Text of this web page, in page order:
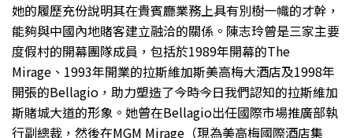
她的履歷充份說明其在貴賓廳業務上具有別樹一幟的才幹，
能夠與中國內地賭客建立融洽的關係。陳志玲曾是三家主要
度假村的開幕團隊成員，包括於1989年開幕的The
Mirage、1993年開業的拉斯維加斯美高梅大酒店及1998年
開張的Bellagio，助力塑造了今時今日我們認知的拉斯維加
斯賭城大道的形象。她曾在Bellagio出任國際市場推廣部執
行副總裁，然後在MGM Mirage（現為美高梅國際酒店集